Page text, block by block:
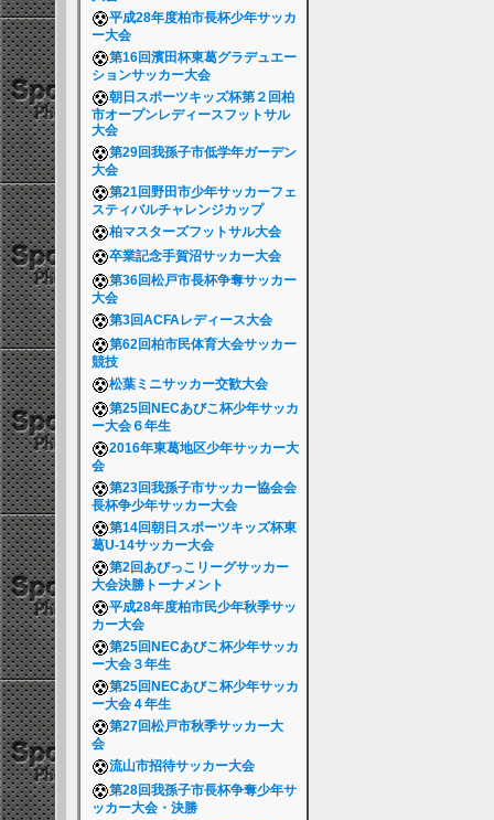
平成28年度柏市長杯少年サッカ
ー大会
第16回濱田杯東葛グラデュエー
ションサッカー大会
朝日スポーツキッズ杯第２回柏
市オープンレディースフットサル
大会
第29回我孫子市低学年ガーデン
大会
第21回野田市少年サッカーフェ
スティバルチャレンジカップ
柏マスターズフットサル大会
卒業記念手賀沼サッカー大会
第36回松戸市長杯争奪サッカー
大会
第3回ACFAレディース大会
第62回柏市民体育大会サッカー
競技
松葉ミニサッカー交歓大会
第25回NECあびこ杯少年サッカ
ー大会６年生
2016年東葛地区少年サッカー大
会
第23回我孫子市サッカー協会会
長杯争少年サッカー大会
第14回朝日スポーツキッズ杯東
葛U-14サッカー大会
第2回あびっこリーグサッカー
大会決勝トーナメント
平成28年度柏市民少年秋季サッ
カー大会
第25回NECあびこ杯少年サッカ
ー大会３年生
第25回NECあびこ杯少年サッカ
ー大会４年生
第27回松戸市秋季サッカー大
会
流山市招待サッカー大会
第28回我孫子市長杯争奪少年サ
ッカー大会・決勝